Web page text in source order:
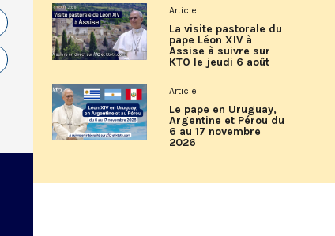
Article
La visite pastorale du
pape Léon XIV à
Assise à suivre sur
KTO le jeudi 6 août
Article
Le pape en Uruguay,
Argentine et Pérou du
6 au 17 novembre
2026